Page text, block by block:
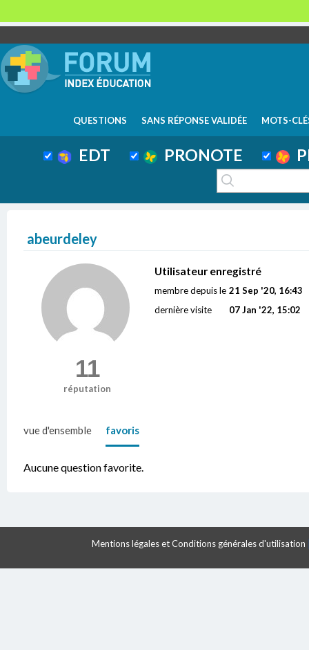
QUESTIONS SANS RÉPONSE VALIDÉE MOTS-
EDT PRONOTE
abeurdeley
11
réputation
Utilisateur enregistré
membre depuis le 21 Sep '20, 16:43
dernière visite
07 Jan '22, 15:02
vue d'ensemble favoris
Aucune question favorite.
Mentions légales et Conditions générales d'utilisation